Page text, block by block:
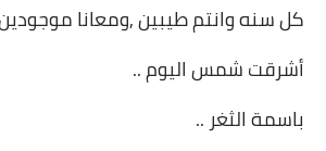
كل سنه وانتم طيبين ,ومعانا
أشرقت شمس اليوم ..
باسمة الثغر ..